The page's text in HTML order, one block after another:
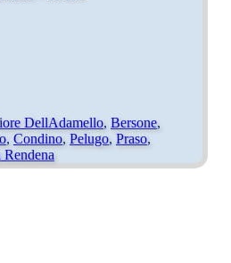
DellAdamello, Bersone,
, Condino, Pelugo, Praso,